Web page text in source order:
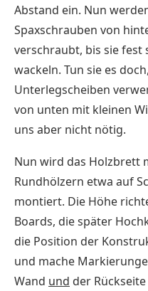
Abstand ein. Nun
Spaxschrauben von
verschraubt, bis sie
wackeln. Tun sie es
Unterlegscheiben
von unten mit kleinen
uns aber nicht nötig.
Nun wird das Holzbrett
Rundhölzern etwa auf
montiert. Die Höhe
Boards, die später
die Position der
und mache
Wand und der